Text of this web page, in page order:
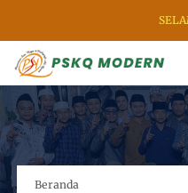
Beranda